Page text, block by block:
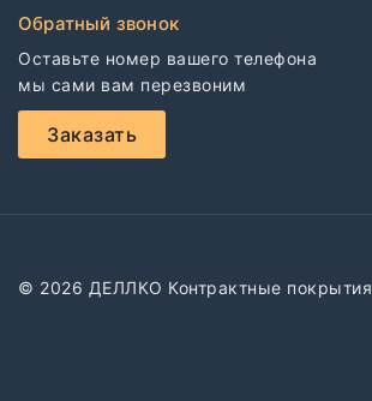
Обратный звонок
Оставьте номер вашего телефона
мы сами вам перезвоним
Заказать
© 2026 ДЕЛЛКО Контрактные покрытия